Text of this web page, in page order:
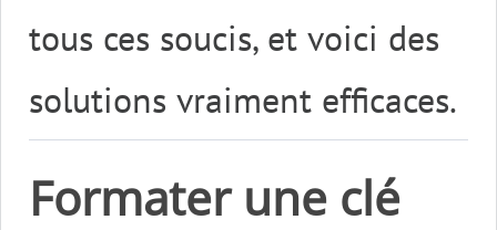
tous ces soucis, et voici des
solutions vraiment efficaces.
Formater une clé